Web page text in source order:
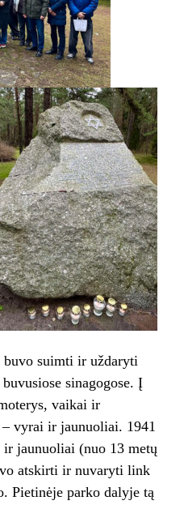
buvo suimti ir uždaryti
sinagogose. Į
vaikai ir
vyrai ir jaunuoliai. 1941
jaunuoliai (nuo 13 metų
atskirti ir nuvaryti link
Pietinėje parko dalyje tą